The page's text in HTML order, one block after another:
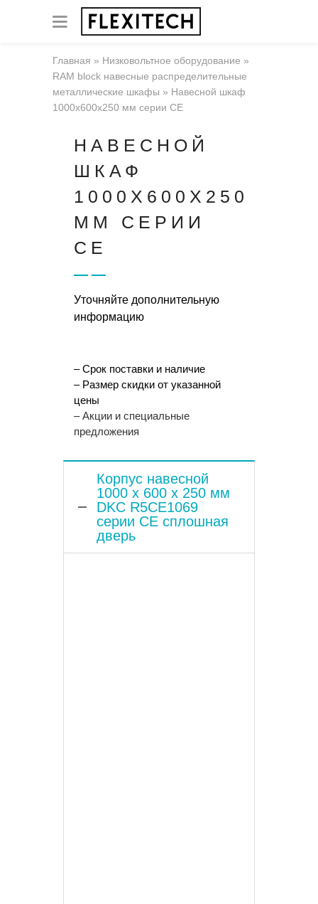
Главная » Низковольтное оборудование »
RAM block навесные распределительные
металлические шкафы » Навесной шкаф
1000x600x250 мм серии CE
НАВЕСНОЙ
ШКАФ
1000X600X250
ММ СЕРИИ
CE
Уточняйте дополнительную
информацию
– Срок поставки и наличие
– Размер скидки от указанной
цены
– Акции и специальные
предложения
Корпус навесной
1000 x 600 x 250 мм
DKC R5CE1069
серии CE сплошная
дверь